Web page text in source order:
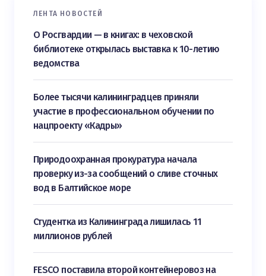
ЛЕНТА НОВОСТЕЙ
О Росгвардии — в книгах: в чеховской
библиотеке открылась выставка к 10-летию
ведомства
Более тысячи калининградцев приняли
участие в профессиональном обучении по
нацпроекту «Кадры»
Природоохранная прокуратура начала
проверку из-за сообщений о сливе сточных
вод в Балтийское море
Студентка из Калининграда лишилась 11
миллионов рублей
FESCO поставила второй контейнеровоз на